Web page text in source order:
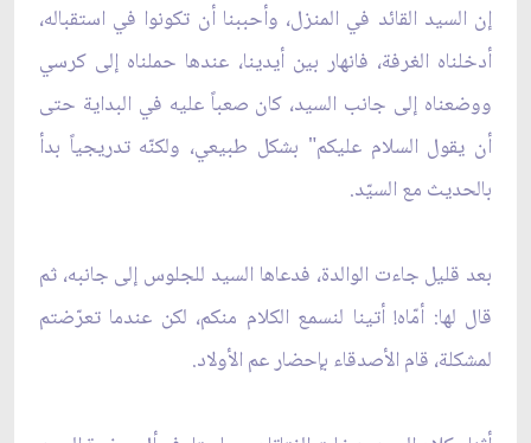
إن السيد القائد في المنزل، وأحببنا أن تكونوا في استقباله،
أدخلناه الغرفة، فانهار بين أيدينا، عندها حملناه إلى كرسي
ووضعناه إلى جانب السيد، كان صعباً عليه في البداية حتى
أن يقول السلام عليكم" بشكل طبيعي، ولكنّه تدريجياً بدأ
بالحديث مع السيّد.
بعد قليل جاءت الوالدة، فدعاها السيد للجلوس إلى جانبه، ثم
قال لها: أمّاه! أتينا لنسمع الكلام منكم، لكن عندما تعرّضتم
لمشكلة، قام الأصدقاء بإحضار عم الأولاد.